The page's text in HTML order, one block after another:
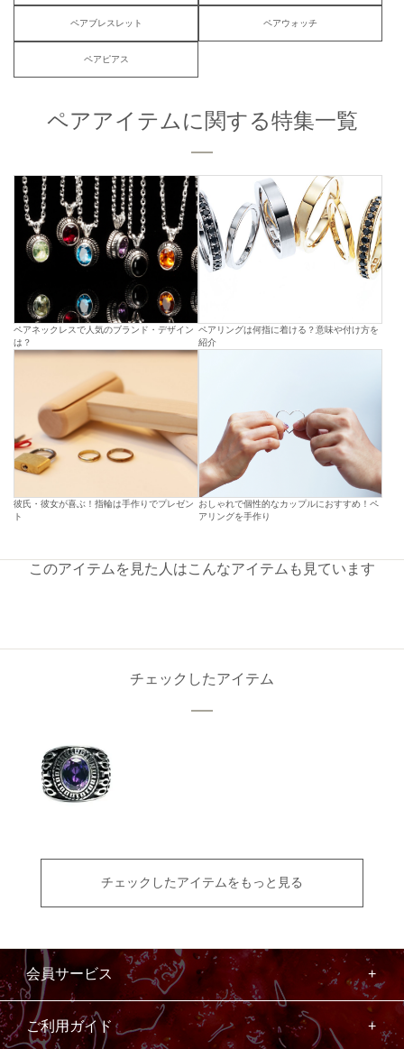
ペアブレスレット ペアウォッチ
ペアピアス
ペアアイテムに関する特集一覧
ペアネックレスで人気のブランド・デザイン
は？
ペアリングは何指に着ける？意味や付け方を
紹介
彼氏・彼女が喜ぶ！指輪は手作りでプレゼン
ト
おしゃれで個性的なカップルにおすすめ！ペ
アリングを手作り
このアイテムを見た人はこんなアイテムも見ています
チェックしたアイテム
チェックしたアイテムをもっと見る
会員サービス
ご利用ガイド